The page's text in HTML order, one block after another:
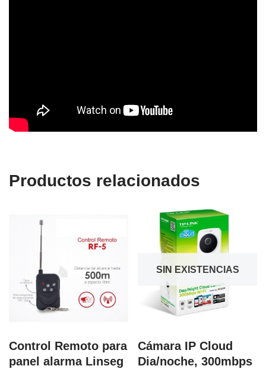
Productos relacionados
Control Remoto para
panel alarma Linseg
SIN EXISTENCIAS
Cámara IP Cloud
Dia/noche, 300mbps